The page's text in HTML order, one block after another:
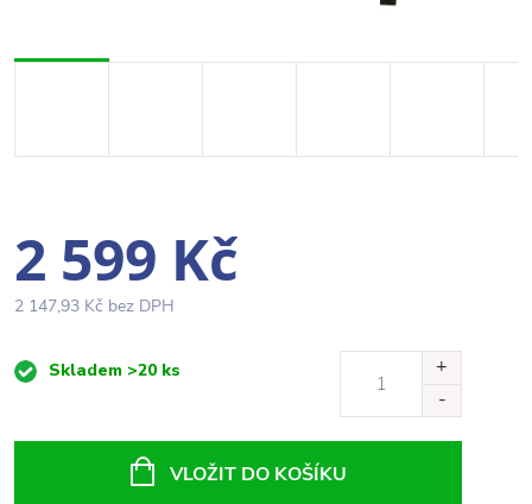
2 599 Kč
2 147,93 Kč bez DPH
MěrnáSkladem >20 ks
VLOŽIT DO KOŠÍKU